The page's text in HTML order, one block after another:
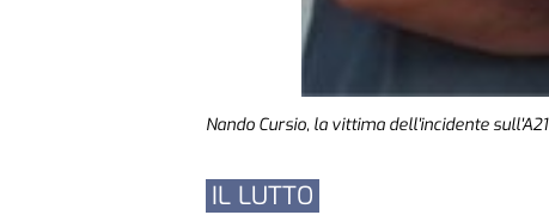
Nando Cursio, la vittima dell'incidente sull'A21
IL LUTTO